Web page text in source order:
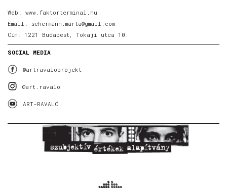
Web: www.faktorterminal.hu
Email: schermann.marta@gmail.com
Cím: 1221 Budapest, Tokaji utca 10.
SOCIAL MEDIA
@artravaloprojekt
@art.ravalo
ART-RAVALÓ